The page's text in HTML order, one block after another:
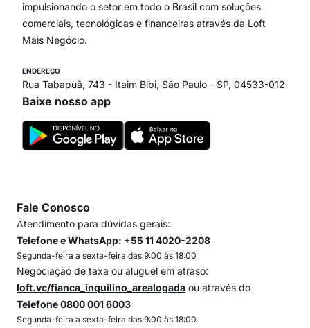
Itaim Bibi
impulsionando o setor em todo o Brasil com soluções
comerciais, tecnológicas e financeiras através da Loft
Mais Negócio.
ENDEREÇO
Rua Tabapuã, 743 - Itaim Bibi, São Paulo - SP, 04533-012
Baixe nosso app
Fale Conosco
Atendimento para dúvidas gerais:
Telefone e WhatsApp: +55 11 4020-2208
Segunda-feira a sexta-feira das 9:00 às 18:00
Negociação de taxa ou aluguel em atraso:
loft.vc/fianca_inquilino_arealogada ou através do
Telefone 0800 001 6003
Segunda-feira a sexta-feira das 9:00 às 18:00